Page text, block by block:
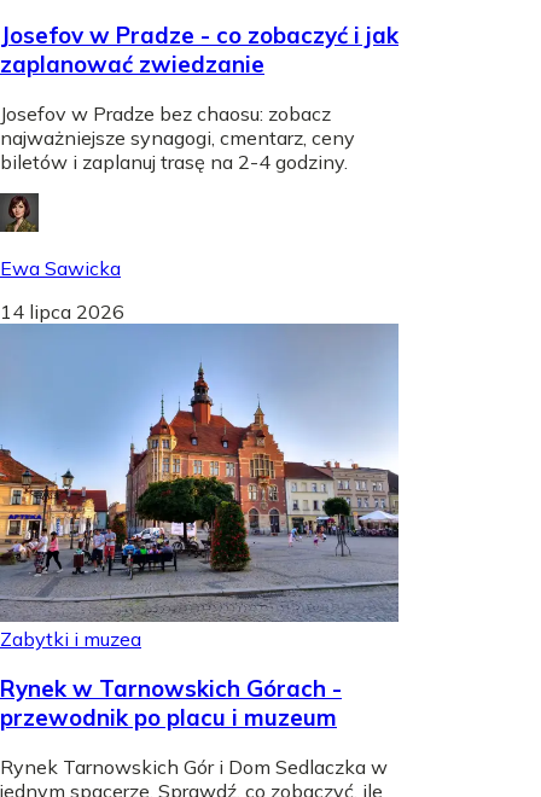
Josefov w Pradze - co zobaczyć i jak
zaplanować zwiedzanie
Josefov w Pradze bez chaosu: zobacz
najważniejsze synagogi, cmentarz, ceny
biletów i zaplanuj trasę na 2-4 godziny.
Ewa Sawicka
14 lipca 2026
Zabytki i muzea
Rynek w Tarnowskich Górach -
przewodnik po placu i muzeum
Rynek Tarnowskich Gór i Dom Sedlaczka w
jednym spacerze. Sprawdź, co zobaczyć, ile